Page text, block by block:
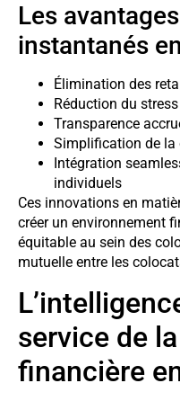
Les
instantanés
Élimination des
Réduction du
Transparence
Simplification de la
Intégration
individuels
Ces innovations en
créer un environnement
équitable au sein des
mutuelle entre les
service de
financière